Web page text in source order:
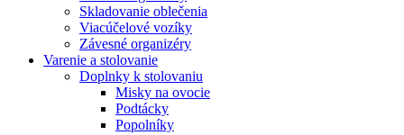
Skladovanie oblečenia
Viacúčelové vozíky
Závesné organizéry
Varenie a stolovanie
Doplnky k stolovaniu
Misky na ovocie
Podtácky
Popolníky